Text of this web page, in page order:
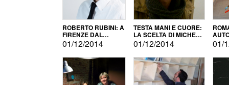
ROBERTO RUBINI: A
FIRENZE DAL
PRODOTTO ALLA
PROMOZIONE
01/12/2014
TESTA MANI E CUORE:
LA SCELTA DI MICHELE
BARBERIO
01/12/2014 01/